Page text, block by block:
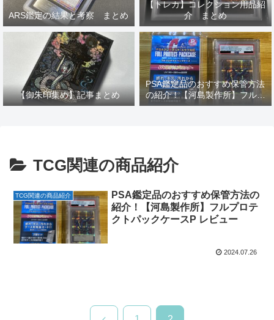
ARS鑑定の結果と考察 まとめ
【トレカ】コレクション用品紹
介 まとめ
【御朱印集め】記事まとめ
PSA鑑定品のおすすめ保管方法
の紹介！【河島製作所】フルプ
ロテクトパックケースP レビュ
TCG関連の商品紹介
TCG関連の商品紹介
PSA鑑定品のおすすめ保管方法の
紹介！【河島製作所】フルプロテ
クトパックケースP レビュー
2024.07.26